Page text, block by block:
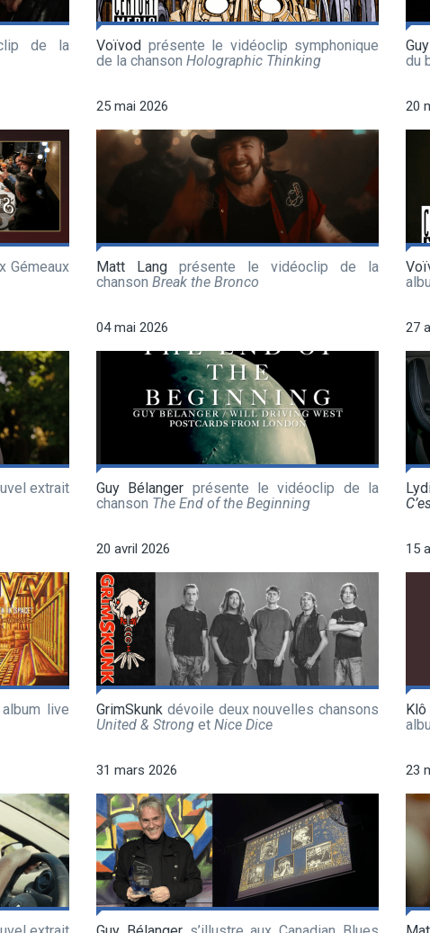
de la
Voïvod présente le vidéoclip symphonique
de la chanson Holographic Thinking
du
Gémeaux
25 mai 2026
Matt Lang présente le vidéoclip de la
chanson Break the Bronco
20
extrait
04 mai 2026
Guy Bélanger présente le vidéoclip de la
chanson The End of the Beginning
27
live
20 avril 2026
GrimSkunk dévoile deux nouvelles chansons
United & Strong et Nice Dice
15
31 mars 2026 23